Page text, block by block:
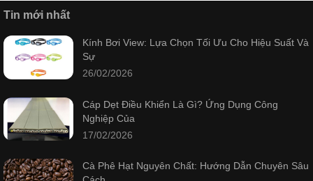
Tin mới nhất
Kính Bơi View: Lựa Chọn Tối Ưu Cho Hiệu Suất Và
Sự
26/02/2026
Cáp Dẹt Điều Khiển Là Gì? Ứng Dụng Công
Nghiệp Của
17/02/2026
Cà Phê Hạt Nguyên Chất: Hướng Dẫn Chuyên Sâu